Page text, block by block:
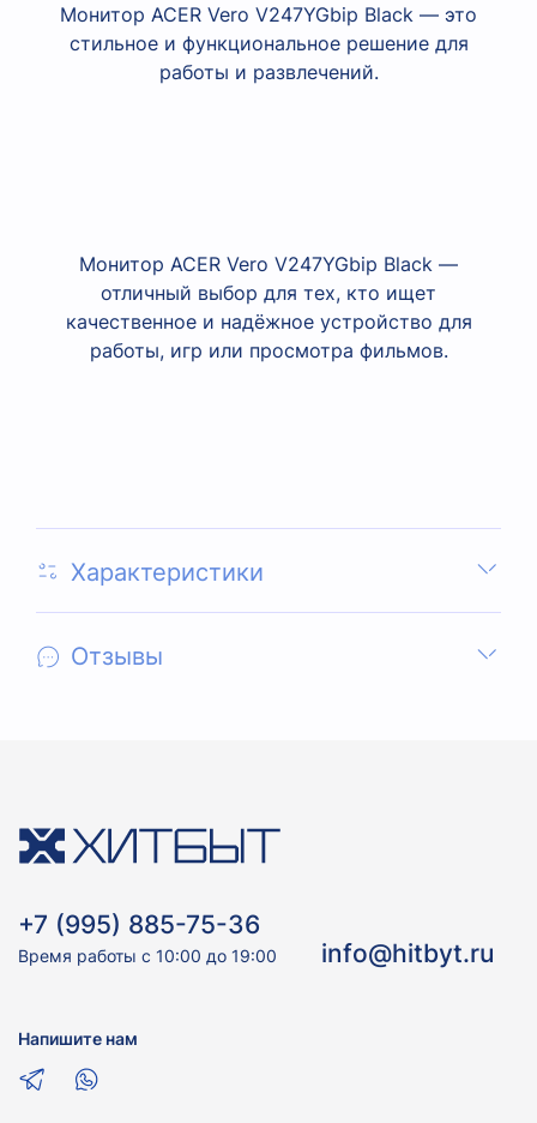
Монитор ACER Vero V247YGbip Black — это
стильное и функциональное решение для
работы и развлечений.
Монитор ACER Vero V247YGbip Black —
отличный выбор для тех, кто ищет
качественное и надёжное устройство для
работы, игр или просмотра фильмов.
Характеристики
Отзывы
+7 (995) 885-75-36
Время работы с 10:00 до 19:00 info@hitbyt.ru
Напишите нам